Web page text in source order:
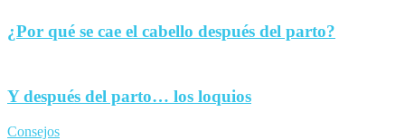
¿Por qué se cae el cabello después del parto?
Y después del parto… los loquios
Consejos